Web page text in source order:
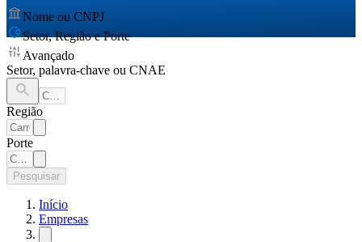
Nome ou CNPJ
Setor, Região e Porte
Avançado
Setor, palavra-chave ou CNAE
Região
Porte
Pesquisar
Início
Empresas